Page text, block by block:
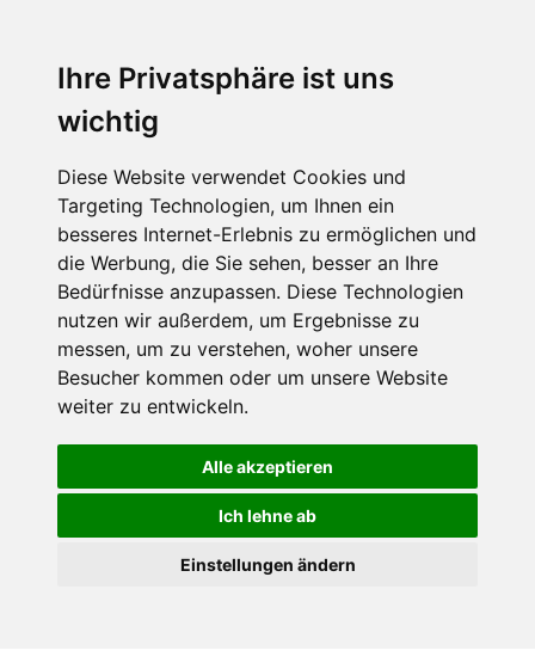
Ihre Privatsphäre ist uns
wichtig
Diese Website verwendet Cookies und
Targeting Technologien, um Ihnen ein
besseres Internet-Erlebnis zu ermöglichen und
die Werbung, die Sie sehen, besser an Ihre
Bedürfnisse anzupassen. Diese Technologien
nutzen wir außerdem, um Ergebnisse zu
messen, um zu verstehen, woher unsere
Besucher kommen oder um unsere Website
weiter zu entwickeln.
Alle akzeptieren
Ich lehne ab
Einstellungen ändern
+49 7131-8986990